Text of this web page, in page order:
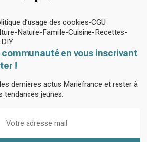
d’usage des cookies CGU
Nature Famille Cuisine Recettes
communauté en vous inscrivant
!
dernières actus Mariefrance et rester à
tendances jeunes.